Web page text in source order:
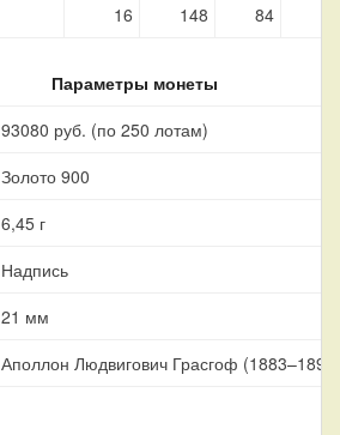
16 148 84
Параметры монеты
93080 руб. (по 250 лотам)
Золото 900
6,45 г
Надпись
21 мм
Аполлон Людвигович Грасгоф (1883–1899)